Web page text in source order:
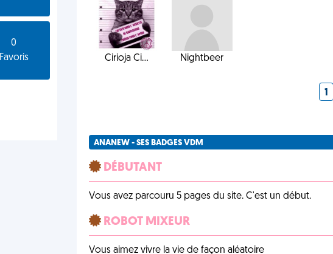
0
Favoris
Cirioja Ci... Nightbeer
1
ANANEW - SES BADGES VDM
DÉBUTANT
Vous avez parcouru 5 pages du site. C'est un début.
ROBOT MIXEUR
Vous aimez vivre la vie de façon aléatoire